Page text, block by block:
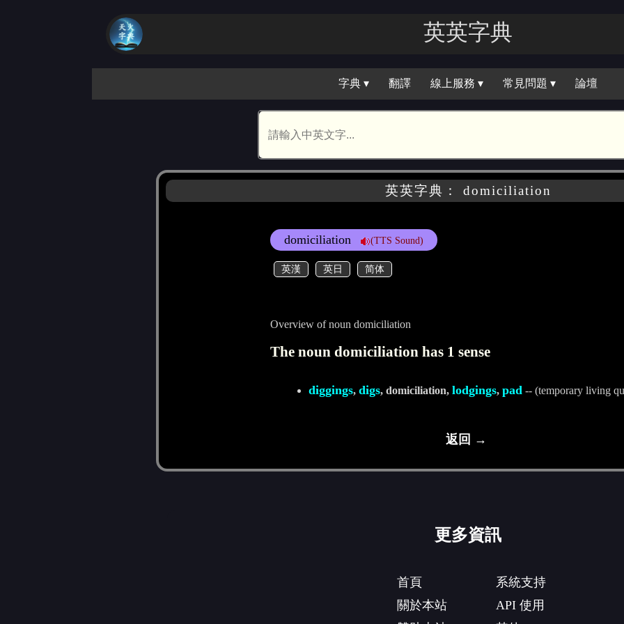
英英字典
字典 ▾ 翻譯 線上服務 ▾ 常見問題 ▾ 論壇
英英字典： domiciliation
domiciliation (TTS Sound)
英漢 英日 简体
Overview of noun domiciliation
The noun domiciliation has 1 sense
diggings, digs, domiciliation, lodgings, pad -- (temporary living
返回 →
更多資訊
首頁
關於本站
系統支持
API 使用